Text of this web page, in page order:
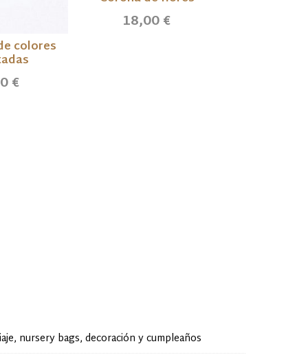
colores
€
18,00 €
nursery bags, decoración y cumpleaños